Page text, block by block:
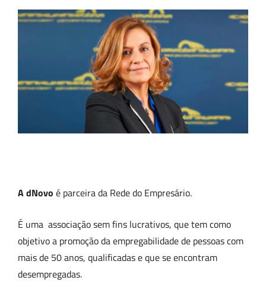
A dNovo é parceira da Rede do Empresário.
É uma associação sem fins lucrativos, que tem como
objetivo a promoção da empregabilidade de pessoas com
mais de 50 anos, qualificadas e que se encontram
desempregadas.